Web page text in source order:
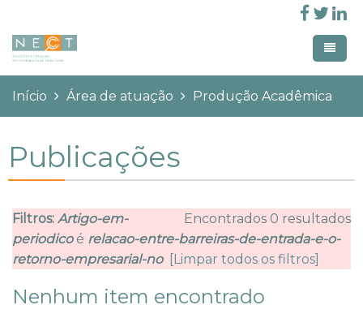
Home
Home Creative Parallax
Membros
Parceiros
Área de atuação
Produção Acadêmica
Revistas
Estudos em Contabilidade e
Workshops Realizados
Pages
Entrar
Você está aqui:
Início Área de atuação Produção Acadêmica
Publicações
Encontrados 0 resultados
Filtros: Artigo-em-
periodicoé relacao-entre-barreiras-de-entrada-e-o-
retorno-empresarial-no [Limpar todos os filtros]
Nenhum item encontrado